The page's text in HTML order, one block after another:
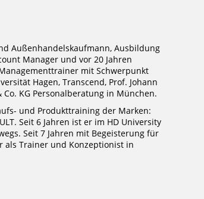
Außenhandelskaufmann, Ausbildung
Manager und vor 20 Jahren
mit Schwerpunkt
Hagen, Transcend, Prof. Johann
KG Personalberatung in München.
und Produkttraining der Marken:
Seit 6 Jahren ist er im HD University
Seit 7 Jahren mit Begeisterung für
Trainer und Konzeptionist in